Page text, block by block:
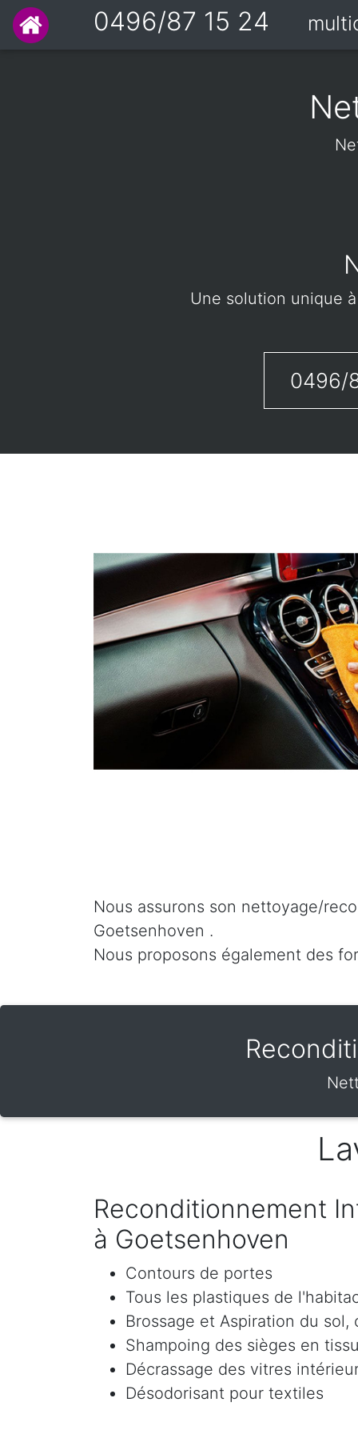
0496/87 15 24
Une solution unique
0496/
Nous assurons son nettoyage/
Goetsenhoven .
Nous proposons également des
Reconditionnement
à Goetsenhoven
Contours de portes
Tous les plastiques de
Brossage et Aspiration du
Shampoing des sièges en
Décrassage des vitres
Désodorisant pour textiles